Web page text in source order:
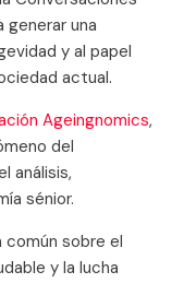
generar una
y al papel
actual.
Ageingnomics,
del
análisis,
sénior.
sobre el
y la lucha